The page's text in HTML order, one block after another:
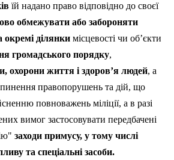
їй надано право відповідно до своєї
обмежувати або забороняти
окремі ділянки місцевості чи об’єкти
громадського порядку,
охорони життя і здоров’я людей, а
правопорушень та дій, що
повноважень міліції, а в разі
вимог застосовувати передбачені
заходи примусу, у тому числі
та спеціальні засоби.